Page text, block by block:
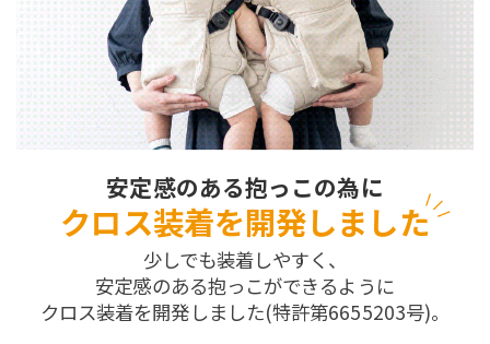
安定感のある抱っこの為に
クロス装着を開発しました
少しでも装着しやすく、
安定感のある抱っこができるように
クロス装着を開発しました(特許第6655203号)。